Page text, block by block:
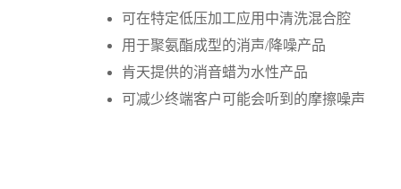
可在特定低压加工应用中清洗混合腔
用于聚氨酯成型的消声/降噪产品
肯天提供的消音蜡为水性产品
可减少终端客户可能会听到的摩擦噪声